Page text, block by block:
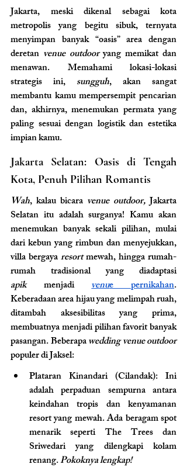
Jakarta, meski dikenal sebagai kota
metropolis yang begitu sibuk, ternyata
menyimpan banyak “oasis” area dengan
deretan venue outdoor yang memikat dan
menawan. Memahami lokasi-lokasi
strategis ini, sungguh, akan sangat
membantu kamu mempersempit pencarian
dan, akhirnya, menemukan permata yang
paling sesuai dengan logistik dan estetika
impian kamu.
Jakarta Selatan: Oasis di Tengah
Kota, Penuh Pilihan Romantis
Wah, kalau bicara venue outdoor, Jakarta
Selatan itu adalah surganya! Kamu akan
menemukan banyak sekali pilihan, mulai
dari kebun yang rimbun dan menyejukkan,
villa bergaya resort mewah, hingga rumah-
rumah tradisional yang diadaptasi
apik menjadi venue pernikahan.
Keberadaan area hijau yang melimpah ruah,
ditambah aksesibilitas yang prima,
membuatnya menjadi pilihan favorit banyak
pasangan. Beberapa
wedding venue outdoor
populer di Jaksel:
Plataran Kinandari (Cilandak): Ini
adalah perpaduan sempurna antara
keindahan tropis dan kenyamanan
resort yang mewah. Ada beragam spot
menarik seperti The Trees dan
Sriwedari yang dilengkapi kolam
renang. Pokoknya lengkap!